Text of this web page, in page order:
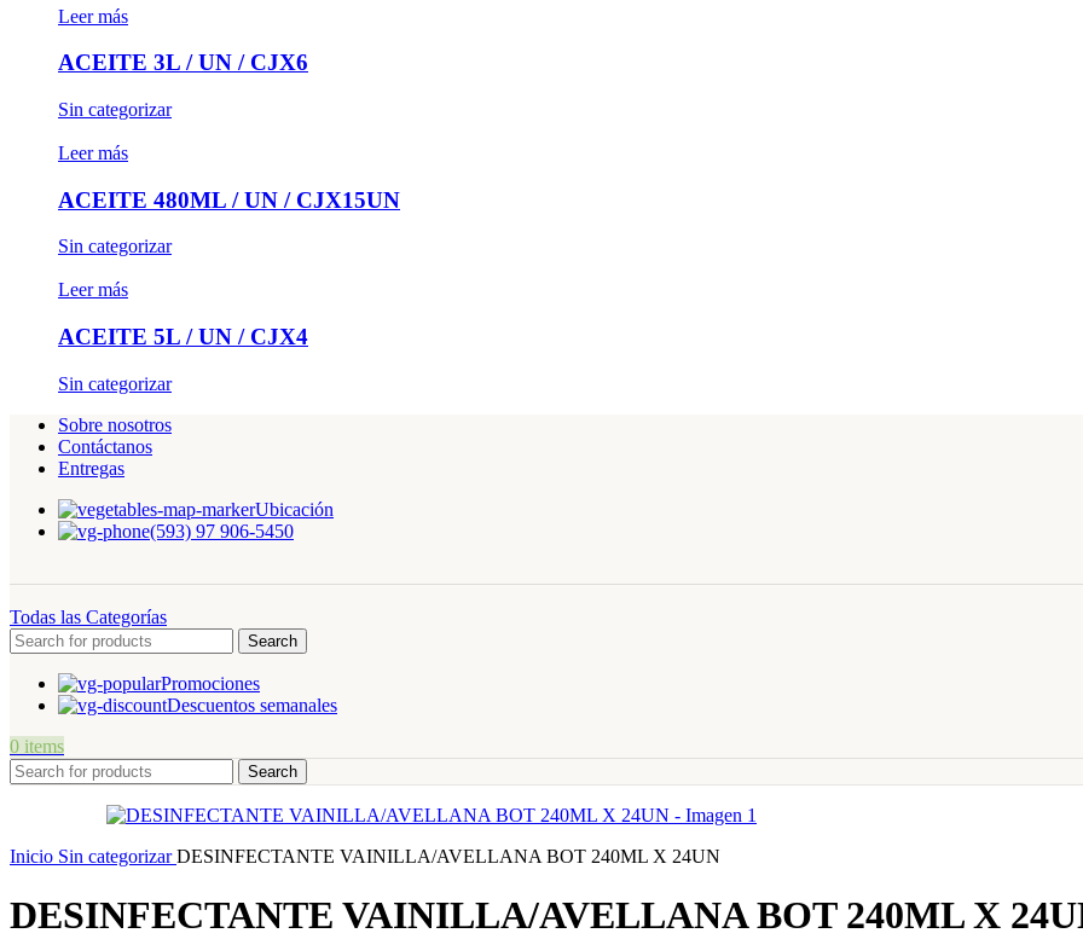
Leer más
ACEITE 3L / UN / CJX6
Sin categorizar
Leer más
ACEITE 480ML / UN / CJX15UN
Sin categorizar
Leer más
ACEITE 5L / UN / CJX4
Sin categorizar
Sobre nosotros
Contáctanos
Entregas
Ubicación
(593) 97 906-5450
Todas las Categorías
Search
Promociones
Descuentos semanales
0 items
Search
Inicio Sin categorizarDESINFECTANTE VAINILLA/AVELLANA BOT 240ML X 24UN
DESINFECTANTE VAINILLA/AVELLANA BOT 240ML X